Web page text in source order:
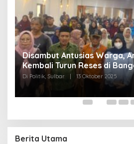
Disambut Antusias Warga,
Kembali Turun Reses di
Di Politik, Sulbar | 13 Oktober 2025
Berita Utama